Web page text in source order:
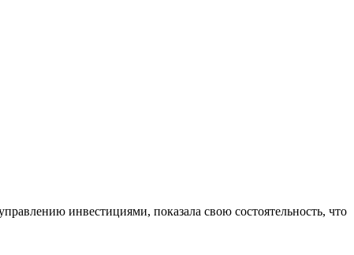
инвестициями, показала свою состоятельность, что